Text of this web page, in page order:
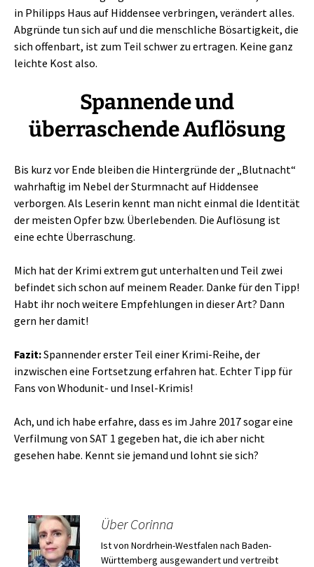
in Philipps Haus auf Hiddensee verbringen, verändert alles.
Abgründe tun sich auf und die menschliche Bösartigkeit, die
sich offenbart, ist zum Teil schwer zu ertragen. Keine ganz
leichte Kost also.
Spannende und
überraschende Auflösung
Bis kurz vor Ende bleiben die Hintergründe der „Blutnacht“
wahrhaftig im Nebel der Sturmnacht auf Hiddensee
verborgen. Als Leserin kennt man nicht einmal die Identität
der meisten Opfer bzw. Überlebenden. Die Auflösung ist
eine echte Überraschung.
Mich hat der Krimi extrem gut unterhalten und Teil zwei
befindet sich schon auf meinem Reader. Danke für den Tipp!
Habt ihr noch weitere Empfehlungen in dieser Art? Dann
gern her damit!
Fazit:Spannender erster Teil einer Krimi-Reihe, der
inzwischen eine Fortsetzung erfahren hat. Echter Tipp für
Fans von Whodunit- und Insel-Krimis!
Ach, und ich habe erfahre, dass es im Jahre 2017 sogar eine
Verfilmung von SAT 1 gegeben hat, die ich aber nicht
gesehen habe. Kennt sie jemand und lohnt sie sich?
Über Corinna
Ist von Nordrhein-Westfalen nach Baden-
Württemberg ausgewandert und vertreibt